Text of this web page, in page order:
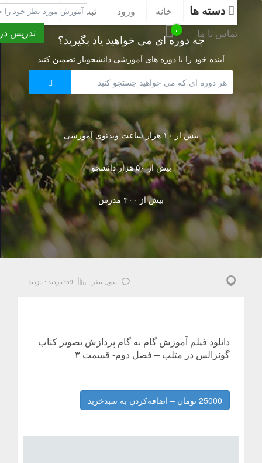
دسته ها خانه ورود ثبت نام
پشتیبانی
تماس با ما
تدریس در چه دوره ای می خواهید یاد بگیرید؟
آینده خود را با دوره های آموزشی دانشجویار تضمین کنید
بیش از ۱۰ هزار ساعت ویدئوی آموزشی
بیش از ۵۰ هزار دانشجو
بیش از ۳۰۰ مدرس
بدون نظر بازدید : 759 بازدید
دانلود فیلم آموزش گام به گام پردازش تصویر کتاب
گونزالس در متلب – فصل دوم- قسمت ۳
25000 تومان – اضافه‌کردن به سبدخرید